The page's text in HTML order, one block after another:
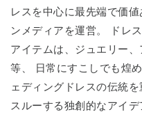
レスを中心に最先端で価
ンメディアを運営。 ドレ
アイテムは、ジュエリー、
等、 日常にすこしでも煌
ェディングドレスの伝統
スルーする独創的なアイ